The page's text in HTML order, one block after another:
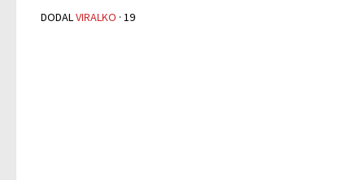
DODALVIRALKO · 19